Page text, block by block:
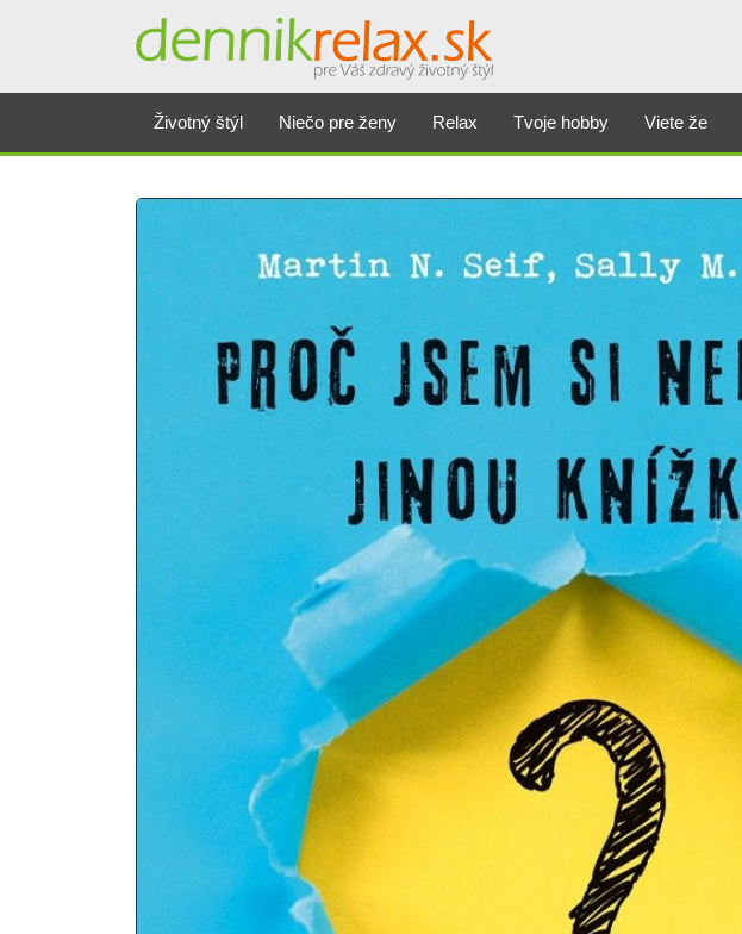
Životný štýl Niečo pre ženy Relax Tvoje hobby Viete že